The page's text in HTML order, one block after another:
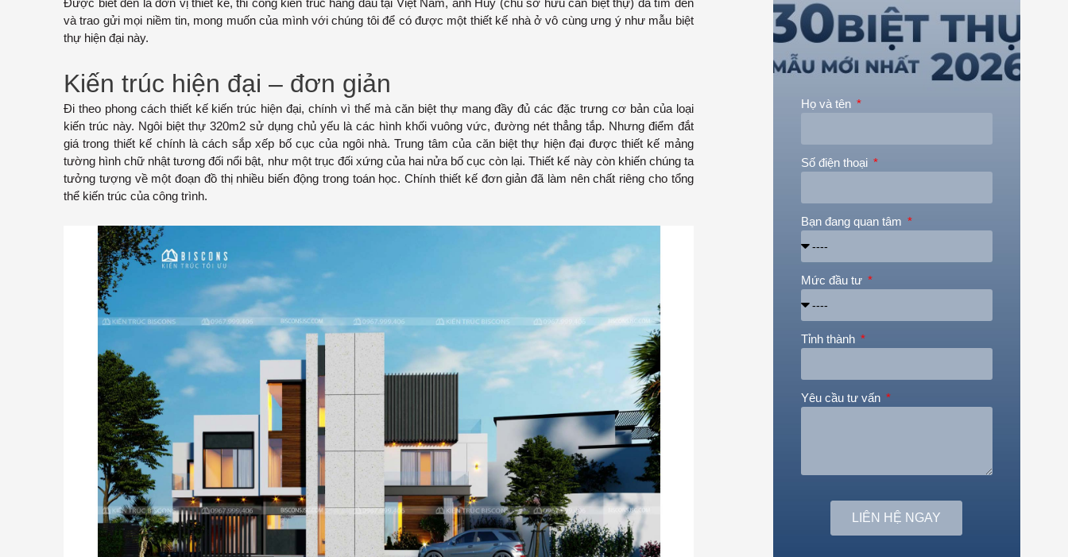
và trao gửi mọi niềm tin, mong muốn của mình với chúng tôi để có được một thiết kế nhà ở vô cùng ưng ý như mẫu biệt
thự hiện đại này.
Kiến trúc hiện đại – đơn giản
Đi theo phong cách thiết kế kiến trúc hiện đại, chính vì thế mà căn biệt thự mang đầy đủ các đặc trưng cơ bản của loại
kiến trúc này. Ngôi biệt thự 320m2 sử dụng chủ yếu là các hình khối vuông vức, đường nét thẳng tắp. Nhưng điểm đắt
giá trong thiết kế chính là cách sắp xếp bố cục của ngôi nhà. Trung tâm của căn biệt thự hiện đại được thiết kế mảng
tường hình chữ nhật tương đối nổi bật, như một trục đối xứng của hai nửa bố cục còn lại. Thiết kế này còn khiến chúng ta
tưởng tượng về một đoạn đồ thị nhiều biến động trong toán học. Chính thiết kế đơn giản đã làm nên chất riêng cho tổng
thể kiến trúc của công trình.
Họ và tên
Số điện thoại
Bạn đang quan tâm
Mức đầu tư
Tỉnh thành
Yêu cầu tư vấn
LIÊN HỆ NGAY